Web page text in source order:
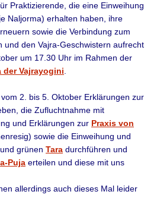
Praktizierende, die eine Einweihung
Naljorma) erhalten haben, ihre
sowie die Verbindung zum
und den Vajra-Geschwistern aufrecht
um 17.30 Uhr im Rahmen der
der Vajrayogini
2. bis 5. Oktober Erklärungen zur
die Zufluchtnahme mit
und Erklärungen zur Praxis von
sowie die Einweihung und
grünen Tara durchführen und
Puja erteilen und diese mit uns
allerdings auch dieses Mal leider